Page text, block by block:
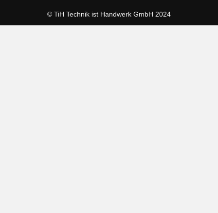
© TiH Technik ist Handwerk GmbH 2024